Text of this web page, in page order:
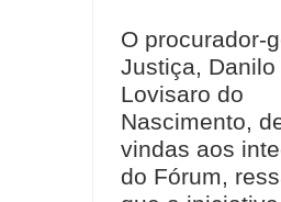
O procurador-
Justiça, Danilo
Lovisaro do
Nascimento,
vindas aos
do Fórum,